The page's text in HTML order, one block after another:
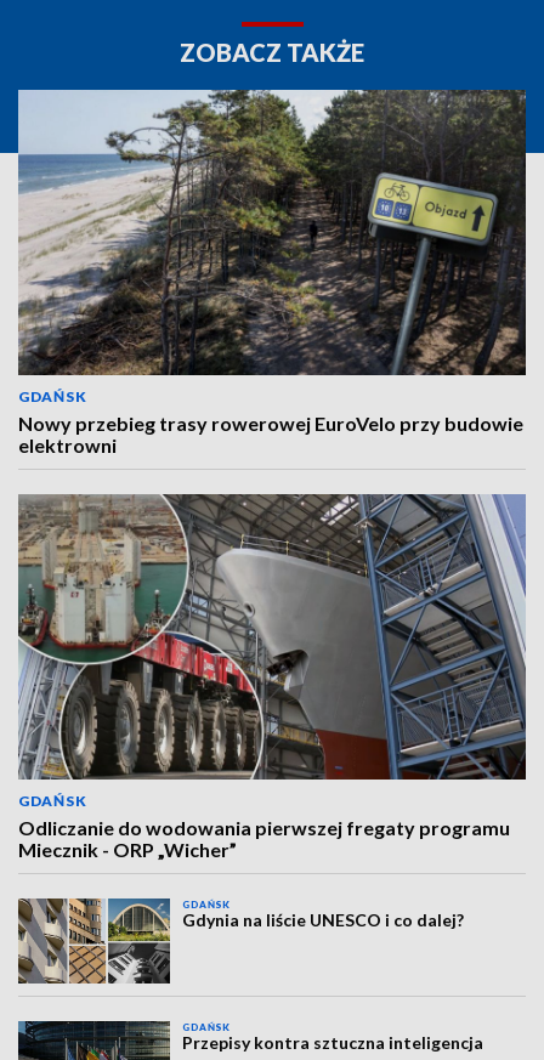
ZOBACZ TAKŻE
GDAŃSK
Nowy przebieg trasy rowerowej EuroVelo przy budowie
elektrowni
GDAŃSK
Odliczanie do wodowania pierwszej fregaty programu
Miecznik - ORP „Wicher”
GDAŃSK
Gdynia na liście UNESCO i co dalej?
GDAŃSK
Przepisy kontra sztuczna inteligencja